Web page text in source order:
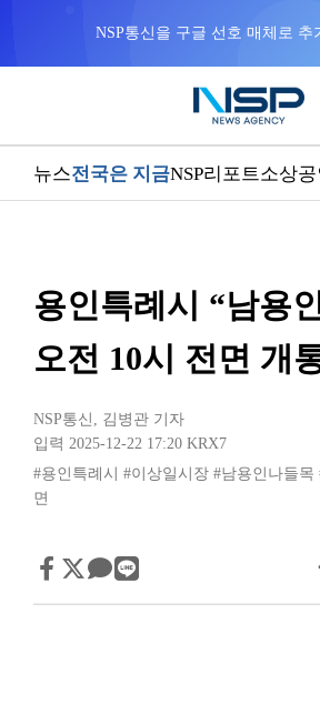
바로가기
뉴스전국은 지금NSP리포트소상공
용인특례시 “남용
오전 10시 전면 개
NSP통신 , 김병관 기자
입력 2025-12-22 17:20 KRX7
#용인특례시
#이상일시장 #남용인나들목
면